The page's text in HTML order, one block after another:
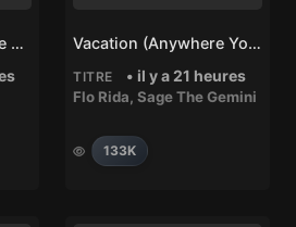
That Thing – Fedde Le Grand Vacation (Anywhere You Wanna Go) – Flo Rida, Sage The Gemini
TITRE • il y a 21 heures
Flo Rida, Sage The Gemini
133K